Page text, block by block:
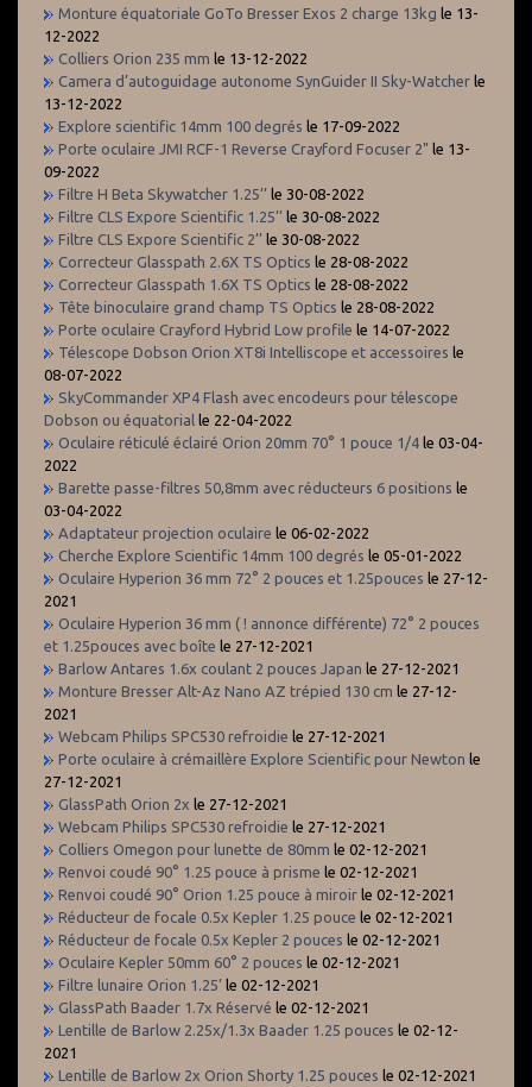
Monture équatoriale GoTo Bresser Exos 2 charge 13kg le 13-
12-2022
Colliers Orion 235 mm le 13-12-2022
Camera d’autoguidage autonome SynGuider II Sky-Watcher le
13-12-2022
Explore scientific 14mm 100 degrés le 17-09-2022
Porte oculaire JMI RCF-1 Reverse Crayford Focuser 2" le 13-
09-2022
Filtre H Beta Skywatcher 1.25’’ le 30-08-2022
Filtre CLS Expore Scientific 1.25’’ le 30-08-2022
Filtre CLS Expore Scientific 2’’ le 30-08-2022
Correcteur Glasspath 2.6X TS Optics le 28-08-2022
Correcteur Glasspath 1.6X TS Optics le 28-08-2022
Tête binoculaire grand champ TS Optics le 28-08-2022
Porte oculaire Crayford Hybrid Low profile le 14-07-2022
Télescope Dobson Orion XT8i Intelliscope et accessoires le
08-07-2022
SkyCommander XP4 Flash avec encodeurs pour télescope
Dobson ou équatorial le 22-04-2022
Oculaire réticulé éclairé Orion 20mm 70° 1 pouce 1/4 le 03-04-
2022
Barette passe-filtres 50,8mm avec réducteurs 6 positions le
03-04-2022
Adaptateur projection oculaire le 06-02-2022
Cherche Explore Scientific 14mm 100 degrés le 05-01-2022
Oculaire Hyperion 36 mm 72° 2 pouces et 1.25pouces le 27-12-
2021
Oculaire Hyperion 36 mm ( ! annonce différente) 72° 2 pouces
et 1.25pouces avec boîte le 27-12-2021
Barlow Antares 1.6x coulant 2 pouces Japan le 27-12-2021
Monture Bresser Alt-Az Nano AZ trépied 130 cm le 27-12-
2021
Webcam Philips SPC530 refroidie le 27-12-2021
Porte oculaire à crémaillère Explore Scientific pour Newton le
27-12-2021
GlassPath Orion 2x le 27-12-2021
Webcam Philips SPC530 refroidie le 27-12-2021
Colliers Omegon pour lunette de 80mm le 02-12-2021
Renvoi coudé 90° 1.25 pouce à prisme le 02-12-2021
Renvoi coudé 90° Orion 1.25 pouce à miroir le 02-12-2021
Réducteur de focale 0.5x Kepler 1.25 pouce le 02-12-2021
Réducteur de focale 0.5x Kepler 2 pouces le 02-12-2021
Oculaire Kepler 50mm 60° 2 pouces le 02-12-2021
Filtre lunaire Orion 1.25’ le 02-12-2021
GlassPath Baader 1.7x Réservé le 02-12-2021
Lentille de Barlow 2.25x/1.3x Baader 1.25 pouces le 02-12-
2021
Lentille de Barlow 2x Orion Shorty 1.25 pouces le 02-12-2021